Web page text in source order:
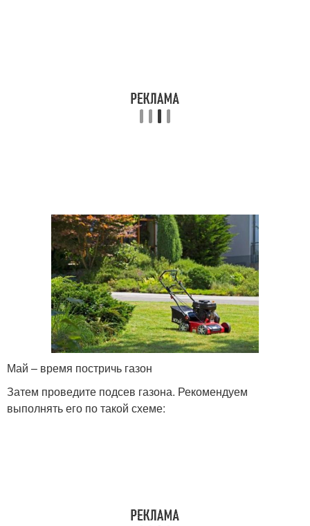
Май – время постричь газон
Затем проведите подсев газона. Рекомендуем
выполнять его по такой схеме: